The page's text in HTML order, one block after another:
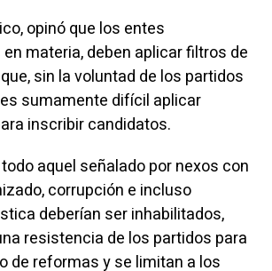
opinó que los entes
materia, deben aplicar filtros de
sin la voluntad de los partidos
sumamente difícil aplicar
inscribir candidatos.
aquel señalado por nexos con
corrupción e incluso
deberían ser inhabilitados,
resistencia de los partidos para
de reformas y se limitan a los